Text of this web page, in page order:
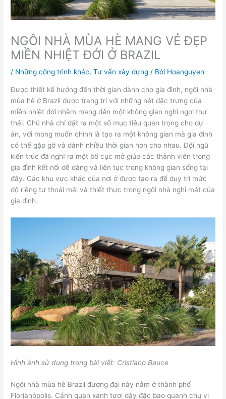
NGÔI NHÀ MÙA HÈ MANG VẺ ĐẸP
MIỀN NHIỆT ĐỚI Ở BRAZIL
/ Những công trình khác,Tư vấn xây dựng / Bởi Hoanguyen
Được thiết kế hướng đến thời gian dành cho gia đình, ngôi nhà
mùa hè ở Brazil được trang trí với những nét đặc trưng của
miền nhiệt đới nhằm mang đến một không gian nghỉ ngơi thư
thái. Chủ nhà chỉ đặt ra một số mục tiêu quan trọng cho dự
án, với mong muốn chính là tạo ra một không gian mà gia đình
có thể gặp gỡ và dành nhiều thời gian hơn cho nhau. Đội ngũ
kiến ​​trúc đã nghĩ ra một bố cục mở giúp các thành viên trong
gia đình kết nối dễ dàng và liên tục trong không gian sống tại
đây. Các khu vực khác của nơi ở được tạo ra để duy trì mức
độ riêng tư thoải mái và thiết thực trong ngôi nhà nghỉ mát của
gia đình.
Hình ảnh sử dụng trong bài viết: Cristiano Bauce
Ngôi nhà mùa hè Brazil đương đại này nằm ở thành phố
Florianópolis. Cảnh quan xanh tươi dày đặc bao quanh chu vi